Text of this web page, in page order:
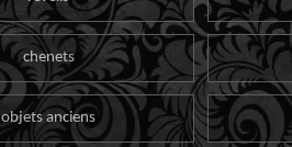
chenets
objets anciens